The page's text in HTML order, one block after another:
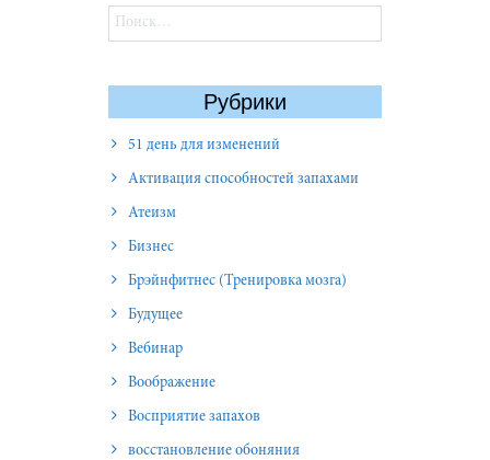
Найти:
Рубрики
51 день для изменений
Активация способностей запахами
Атеизм
Бизнес
Брэйнфитнес (Тренировка мозга)
Будущее
Вебинар
Воображение
Восприятие запахов
восстановление обоняния